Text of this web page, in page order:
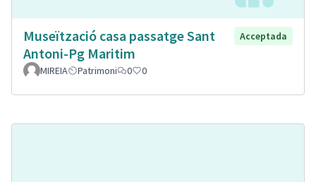
Museïtzació casa passatge Sant
Antoni-Pg Maritim
Acceptada
MIREIA Patrimoni 0 0